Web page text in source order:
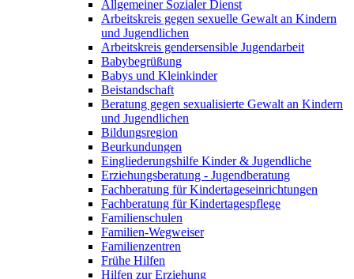
Allgemeiner Sozialer Dienst
Arbeitskreis gegen sexuelle Gewalt an Kindern
und Jugendlichen
Arbeitskreis gendersensible Jugendarbeit
Babybegrüßung
Babys und Kleinkinder
Beistandschaft
Beratung gegen sexualisierte Gewalt an Kindern
und Jugendlichen
Bildungsregion
Beurkundungen
Eingliederungshilfe Kinder & Jugendliche
Erziehungsberatung - Jugendberatung
Fachberatung für Kindertageseinrichtungen
Fachberatung für Kindertagespflege
Familienschulen
Familien-Wegweiser
Familienzentren
Frühe Hilfen
Hilfen zur Erziehung